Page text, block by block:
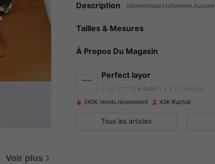
Voir plus
Description
Tailles & Mesures
À Propos Du Magasin
Perfect layor
4.87
a suivi
4.87 523
4.87
240K Vendu récemment 43K Rachat
Tous les articles